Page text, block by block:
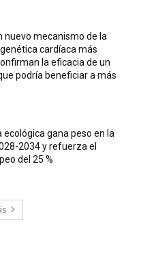
nuevo mecanismo de la
cardíaca más
la eficacia de un
podría beneficiar a más
ecológica gana peso en la
2034 y refuerza el
del 25 %